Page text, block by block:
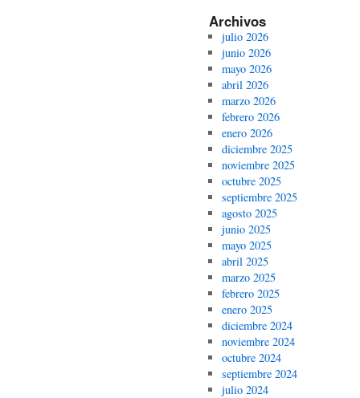
Archivos
julio 2026
junio 2026
mayo 2026
abril 2026
marzo 2026
febrero 2026
enero 2026
diciembre 2025
noviembre 2025
octubre 2025
septiembre 2025
agosto 2025
junio 2025
mayo 2025
abril 2025
marzo 2025
febrero 2025
enero 2025
diciembre 2024
noviembre 2024
octubre 2024
septiembre 2024
julio 2024